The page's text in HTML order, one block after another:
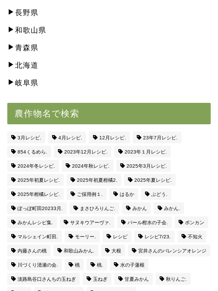
長野県
和歌山県
青森県
北海道
岐阜県
農作物名で検索
3月レシピ. 4月レシピ. 12月レシピ. 23年7月レシピ.
854くるめら. 2023年12月レシピ. 2023年１月レシピ.
2024年冬レシピ. 2024年秋レシピ. 2025年3月レシピ.
2025年初夏レシピ. 2025年初夏柑橘2. 2025年夏レシピ.
2025年柑橘レシピ. ご採用例１. はるか ぶどう.
ぽっぽ町田20233月. まさひろりんご. みかん みかん.
みかんレシピ集. サヌキウアーヴァ. パール柑水の子会. ポンカン
マルシェイン町田. モーリー. レシピ レシピ7/23. 不知火
内藤さんの桃 和歌山みかん. 大根 宮井さんのバレンシアオレンジ
川づくり清瀬の会. 桃 桃. 水の子蓮根
淡路島谷口さんちの玉ねぎ 玉ねぎ 甘夏みかん 秋りんご.